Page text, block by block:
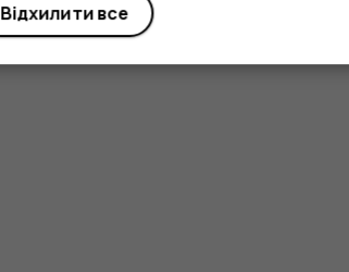
Відхилити все